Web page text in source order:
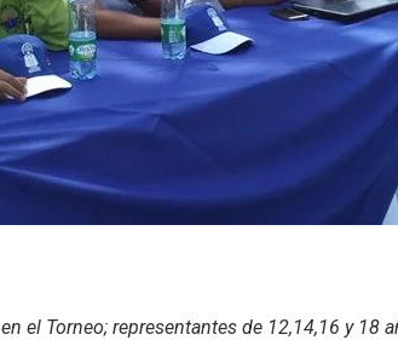
el Torneo; representantes de 12,14,16 y 18